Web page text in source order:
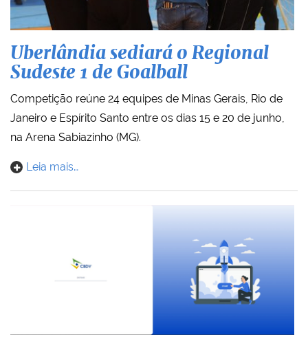
Uberlândia sediará o Regional
Sudeste 1 de Goalball
Competição reúne 24 equipes de Minas Gerais, Rio de
Janeiro e Espírito Santo entre os dias 15 e 20 de junho,
na Arena Sabiazinho (MG).
Leia mais…